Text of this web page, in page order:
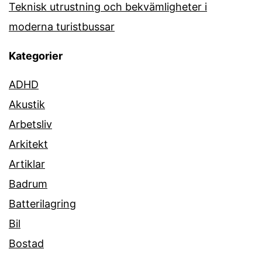
Teknisk utrustning och bekvämligheter i
moderna turistbussar
Kategorier
ADHD
Akustik
Arbetsliv
Arkitekt
Artiklar
Badrum
Batterilagring
Bil
Bostad